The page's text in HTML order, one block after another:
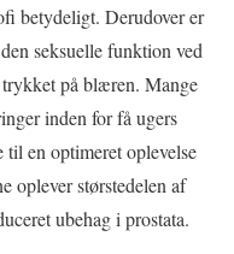
betydeligt. Derudover er
seksuelle funktion ved
på blæren. Mange
inden for få ugers
en optimeret oplevelse
oplever størstedelen af
ubehag i prostata.